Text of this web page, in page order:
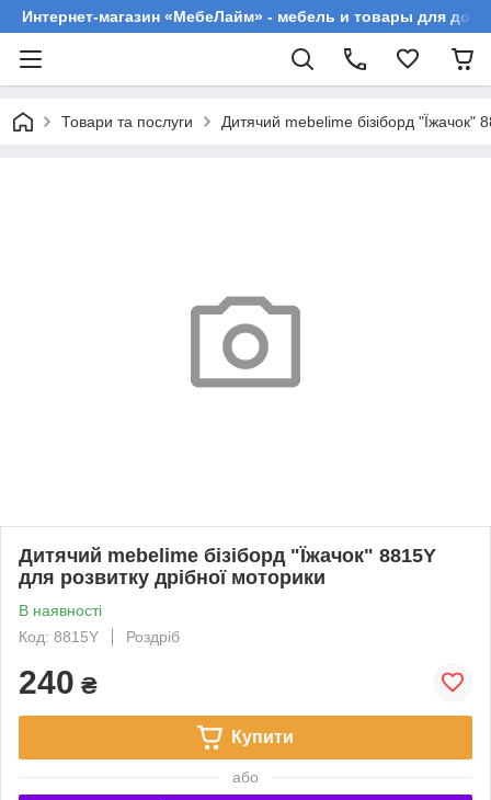
Интернет-магазин «МебеЛайм» - мебель и товары для
Товари та послуги Дитячий mebelime бізіборд "Їжачок"
Дитячий mebelime бізіборд "Їжачок" 8815Y
для розвитку дрібної моторики
В наявності
Код: 8815Y
Роздріб
240 ₴
Купити
або